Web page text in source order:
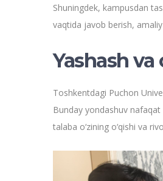
Shuningdek, kampusdan
vaqtida javob berish,
Yashash
Toshkentdagi Puchon
Bunday yondashuv
talaba o‘zining o‘qishi va